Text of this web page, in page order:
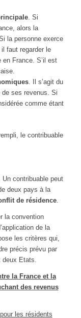
. Si
alors la
la personne exerce
faut regarder le
France. S’il est
. Il s’agit du
de ses revenus. Si
comme étant
le contribuable
contribuable peut
deux pays à la
de résidence.
la convention
de la
les critères qui,
précis prévu par
deux Etats.
la France et la
des revenus
les résidents